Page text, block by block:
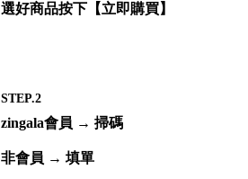
選好商品按下【立即購買】
STEP.2
zingala會員 → 掃碼
非會員 → 填單